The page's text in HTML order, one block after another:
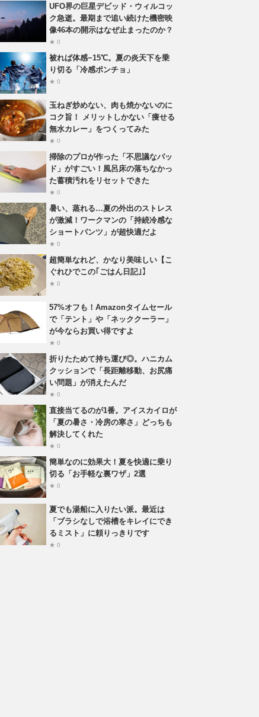
UFO界の巨星デビッド・ウィルコッ
ク急逝。最期まで追い続けた機密映
像46本の開示はなぜ止まったのか？
★ 0
被れば体感−15℃。夏の炎天下を乗
り切る「冷感ポンチョ」
★ 0
玉ねぎ炒めない、肉も焼かないのに
コク旨！ メリットしかない「痩せる
無水カレー」をつくってみた
★ 0
掃除のプロが作った「不思議なパッ
ド」がすごい！風呂床の落ちなかっ
た蓄積汚れをリセットできた
★ 0
暑い、蒸れる…夏の外出のストレス
が激減！ワークマンの「持続冷感な
ショートパンツ」が超快適だよ
★ 0
超簡単なれど、かなり美味しい【こ
ぐれひでこの｢ごはん日記｣】
★ 0
57%オフも！Amazonタイムセール
で「テント」や「ネッククーラー」
が今ならお買い得ですよ
★ 0
折りたためて持ち運び◎。ハニカム
クッションで「長距離移動、お尻痛
い問題」が消えたんだ
★ 0
直接当てるのが1番。アイスカイロが
「夏の暑さ・冷房の寒さ」どっちも
解決してくれた
★ 0
簡単なのに効果大！夏を快適に乗り
切る「お手軽な裏ワザ」2選
★ 0
夏でも湯船に入りたい派。最近は
「ブラシなしで浴槽をキレイにでき
るミスト」に頼りっきりです
★ 0